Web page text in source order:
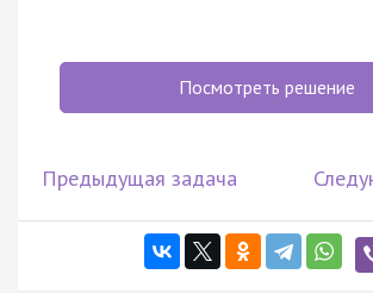
Посмотреть решение
Предыдущая задача